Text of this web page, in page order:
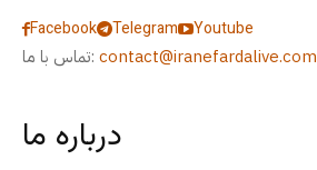
Facebook Telegram
Youtube
تماس با ما: contact@iranefardalive.com
درباره ما